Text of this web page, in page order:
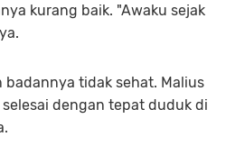
kurang baik. "Awaku sejak
badannya tidak sehat. Malius
dengan tepat duduk di